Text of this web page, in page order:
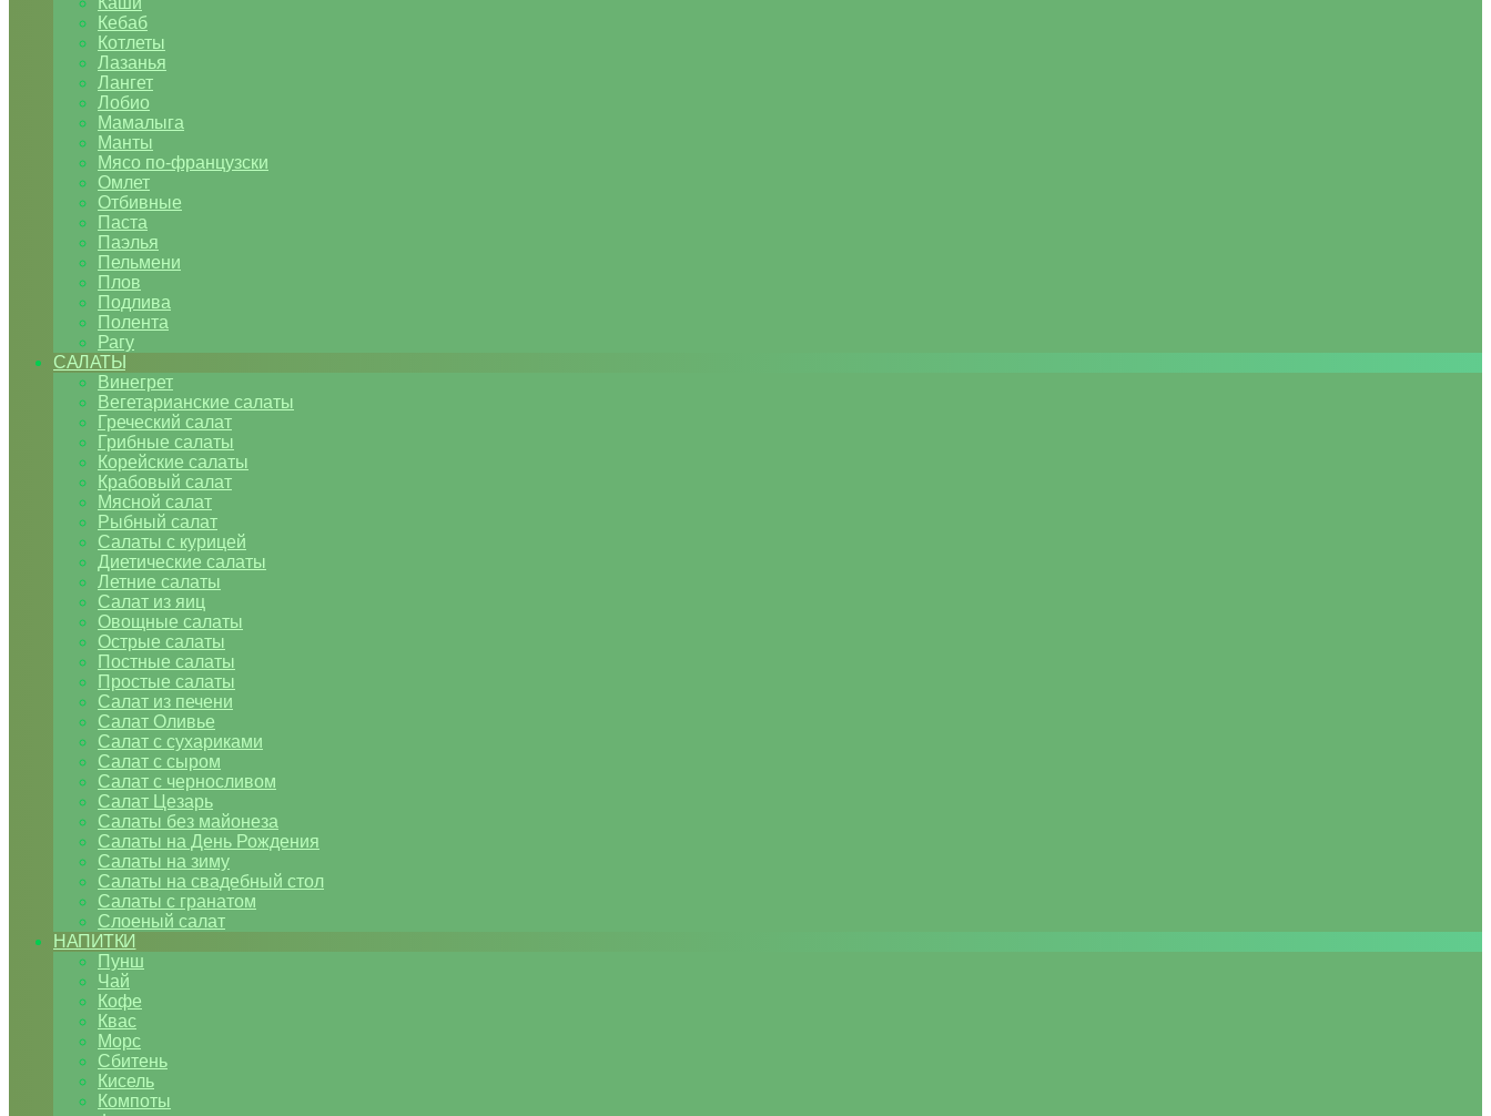
Кебаб
Котлеты
Лазанья
Лангет
Лобио
Мамалыга
Манты
Мясо по-французски
Омлет
Отбивные
Паста
Паэлья
Пельмени
Плов
Подлива
Полента
Рагу
САЛАТЫ
Винегрет
Вегетарианские салаты
Греческий салат
Грибные салаты
Корейские салаты
Крабовый салат
Мясной салат
Рыбный салат
Салаты с курицей
Диетические салаты
Летние салаты
Салат из яиц
Овощные салаты
Острые салаты
Постные салаты
Простые салаты
Салат из печени
Салат Оливье
Салат с сухариками
Салат с сыром
Салат с черносливом
Салат Цезарь
Салаты без майонеза
Салаты на День Рождения
Салаты на зиму
Салаты на свадебный стол
Салаты с гранатом
Слоеный салат
НАПИТКИ
Пунш
Чай
Кофе
Квас
Морс
Сбитень
Кисель
Компоты